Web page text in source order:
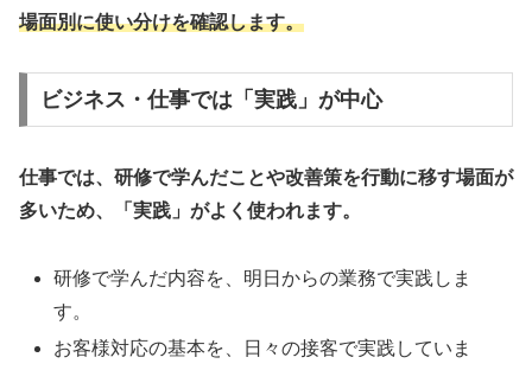
場面別に使い分けを確認します。
ビジネス・仕事では「実践」が中心
仕事では、研修で学んだことや改善策を行動に移す場面が
多いため、「実践」がよく使われます。
研修で学んだ内容を、明日からの業務で実践しま
す。
お客様対応の基本を、日々の接客で実践していま